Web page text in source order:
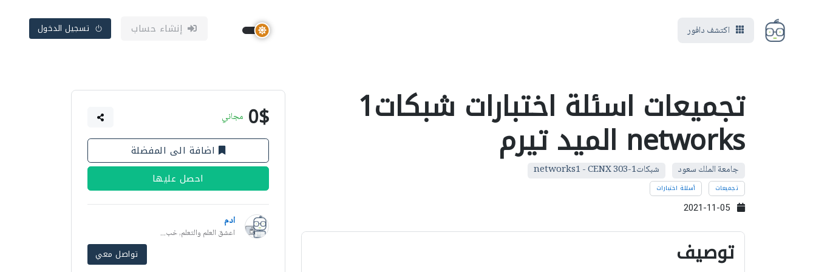
اكتشف دافور إنشاء حساب تسجيل الدخول
تجميعات اسئلة اختبارات شبكات1
networks الميد تيرم
جامعة الملك سعود شبكات1-networks1 - CENX 303
تجميعات أسئلة اختبارات
توصيف
0$ مجاني
اضافة الى المفضلة
احصل عليها
ادم
اعشق العلم والتعلم, خب...
تواصل معي